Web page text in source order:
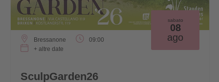
sabato
08
ago
Bressanone
09:00
+ altre date
SculpGarden26